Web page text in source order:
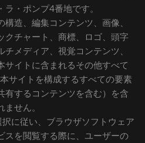
・ポンプ4番地です。
構造、編集コンテンツ、画像、
クチャート、商標、ロゴ、頭字
メディア、視覚コンテンツ、
サイトに含まれるその他すべて
サイトを構成するすべての要素
有するコンテンツを含む）を含
せん。
に従い、ブラウザソフトウェア
スを閲覧する際に、ユーザーの